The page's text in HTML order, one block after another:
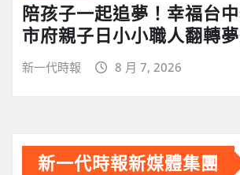
陪孩子一起追夢！幸福台
市府親子日小小職人翻轉
新一代時報 8 月 7, 2026
新一代時報新媒體集團